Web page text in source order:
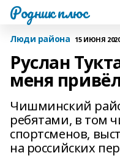
Родник плюс
Люди района 15 ИЮНЯ
Руслан
меня
Чишминский
ребятами, в том
спортсменов,
на российских